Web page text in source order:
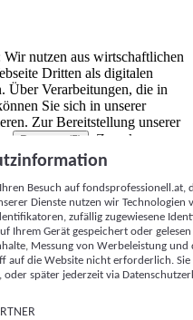
nutzen aus wirtschaftlichen
Dritten als digitalen
Über Verarbeitungen, die in
Sie sich in unserer
Zur Bereitstellung unserer
Partnern (5)
. Zwecke:
von Werbeleistung
Zielgruppenforschung.
Kennungen (z. B. login-
Kennungen,
zusammen mit anderen
Browserinformationen,
Technologien usw.) auf
dort ausgelesen werden, um es
eine App oder einer Webseite
der hier aufgeführten
Besuch auf
Dienste nutzen wir Technologien
zufällig zugewiesene
Ihrem Gerät gespeichert oder
Messung von Werbeleistung
auf die Website nicht erforderlich.
oder später jederzeit via